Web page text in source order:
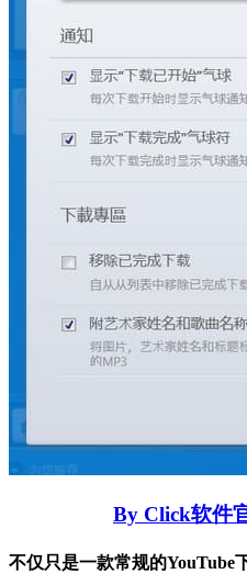
By Click软件
不仅只是一款常规的YouTube